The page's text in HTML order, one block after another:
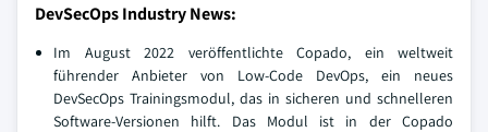
DevSecOps Industry News:
Im August 2022 veröffentlichte Copado, ein weltweit
führender Anbieter von Low-Code DevOps, ein neues
DevSecOps Trainingsmodul, das in sicheren und schnelleren
Software-Versionen hilft. Das Modul ist in der Copado